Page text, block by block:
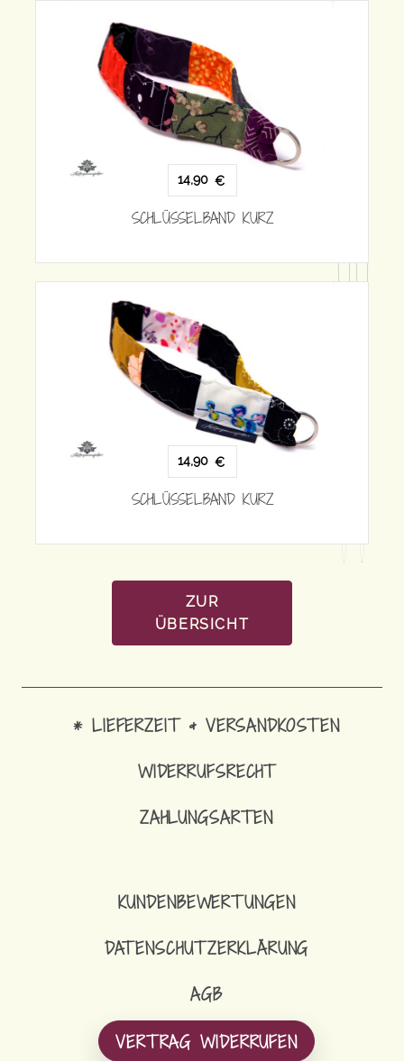
14,90
SCHLÜSSELBAND KURZ
14,90
SCHLÜSSELBAND KURZ
ZUR
ÜBERSICHT
* LIEFERZEIT & VERSANDKOSTEN
WIDERRUFSRECHT
ZAHLUNGSARTEN
KUNDENBEWERTUNGEN
DATENSCHUTZERKLÄRUNG
AGB
VERTRAG WIDERRUFEN